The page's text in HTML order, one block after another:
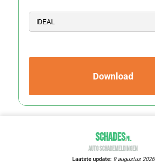
Download
SCHADES.NL
AUTO SCHADEMELDINGEN
Laatste update: 9 augustus 2026